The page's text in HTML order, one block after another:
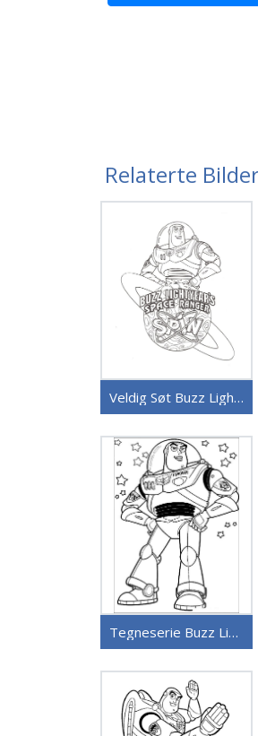
Relaterte
Veldig Søt Buzz Lightyear
Tegneserie Buzz Lightyear